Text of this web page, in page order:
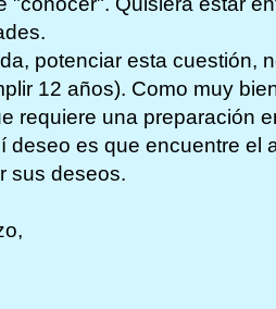
potenciar esta cuestión,
12 años). Como muy
requiere una preparación
deseo es que encuentre el
sus deseos.